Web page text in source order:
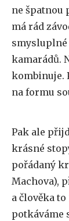
ne špatnou
má rád
smysluplné
kamarádů.
kombinuje.
na formu
Pak ale
krásné
pořádaný
Machova),
a člověka
potkáváme